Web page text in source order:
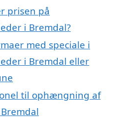
prisen på
i Bremdal?
med speciale i
i Bremdal eller
til ophængning af